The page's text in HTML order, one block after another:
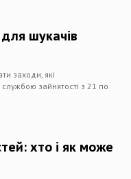
шукачів
заходи, які
зайнятості з 21 по
хто і як може